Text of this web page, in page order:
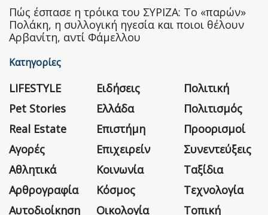
Πώς έσπασε η τρόικα του ΣΥΡΙΖΑ: Το «παρών»
Πολάκη, η συλλογική ηγεσία και ποιοι θέλουν
Αρβανίτη, αντί Φάμελλου
Κατηγορίες
LIFESTYLE
Pet Stories
Real Estate
Αγορές
Αθλητικά
Αρθρογραφία
Αυτοδιοίκηση
Ειδήσεις
Ελλάδα
Επιστήμη
Επιχειρείν
Κοινωνία
Κόσμος
Οικολογία
Πολιτική
Πολιτισμός
Προορισμοί
Συνεντεύξεις
Ταξίδια
Τεχνολογία
Τοπική